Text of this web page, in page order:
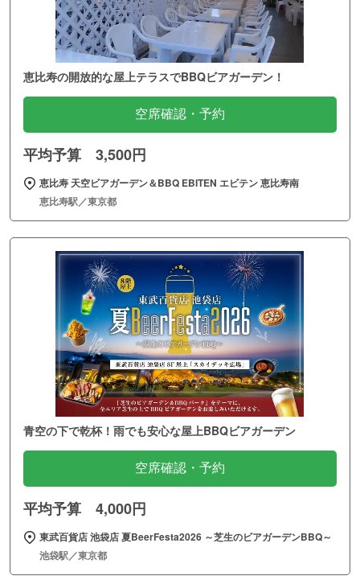
恵比寿の開放的な屋上テラスでBBQビアガーデン！
空席確認・予約
平均予算 3,500円
恵比寿 天空ビアガーデン＆BBQ EBITEN エビテン 恵比寿南
恵比寿駅／東京都
青空の下で乾杯！雨でも安心な屋上BBQビアガーデン
空席確認・予約
平均予算 4,000円
東武百貨店 池袋店 夏BeerFesta2026 ～芝生のビアガーデンBBQ～
池袋駅／東京都